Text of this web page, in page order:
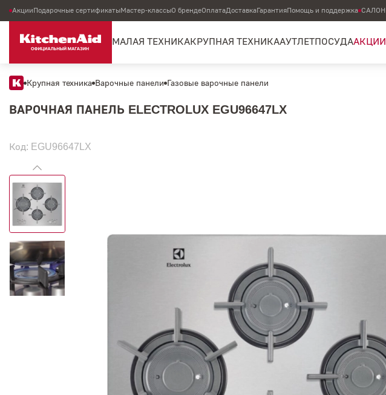
АкцииПодарочные сертификатыМастер-классыО брендеОплатаДоставкаГарантияПомощь и поддержка САЛОН
МАЛАЯ ТЕХНИКАКРУПНАЯ ТЕХНИКААУТЛЕТПОСУДААКЦИИ
Крупная техника Варочные панели Газовые варочные панели
ВАРОЧНАЯ ПАНЕЛЬ ELECTROLUX EGU96647LX
Код: EGU96647LX